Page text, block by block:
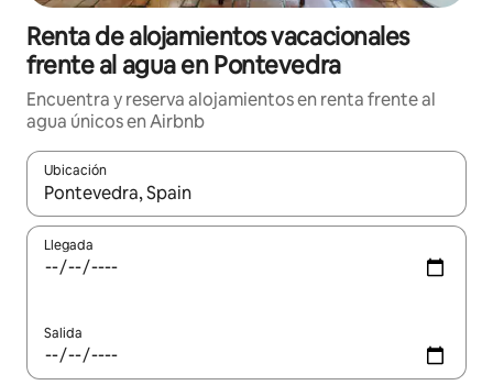
Renta de alojamientos vacacionales
frente al agua en Pontevedra
Encuentra y reserva alojamientos en renta frente al
agua únicos en Airbnb
Ubicación
Cuando los resultados estén disponibles, podrás navegar
Llegada
Salida